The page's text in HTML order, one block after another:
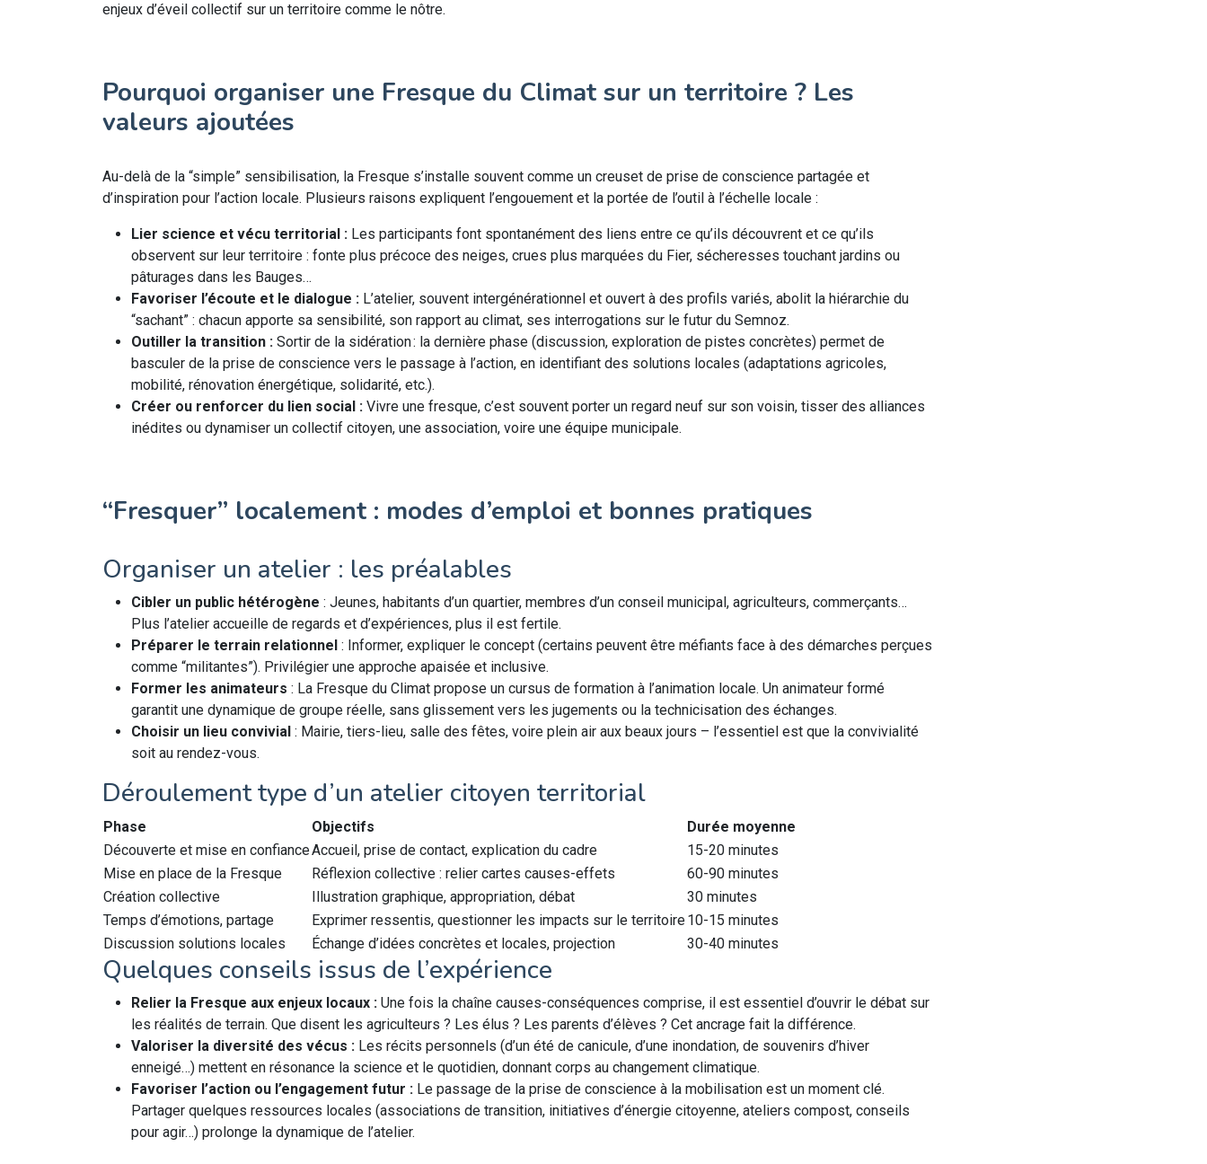
enjeux d’éveil collectif sur un territoire comme le nôtre.
Pourquoi organiser une Fresque du Climat sur un territoire ? Les
valeurs ajoutées
Au-delà de la “simple” sensibilisation, la Fresque s’installe souvent comme un creuset de prise de conscience partagée et
d’inspiration pour l’action locale. Plusieurs raisons expliquent l’engouement et la portée de l’outil à l’échelle locale :
Lier science et vécu territorial : Les participants font spontanément des liens entre ce qu’ils découvrent et ce qu’ils
observent sur leur territoire : fonte plus précoce des neiges, crues plus marquées du Fier, sécheresses touchant jardins ou
pâturages dans les Bauges…
Favoriser l’écoute et le dialogue : L’atelier, souvent intergénérationnel et ouvert à des profils variés, abolit la hiérarchie du
“sachant” : chacun apporte sa sensibilité, son rapport au climat, ses interrogations sur le futur du Semnoz.
Outiller la transition : Sortir de la sidération : la dernière phase (discussion, exploration de pistes concrètes) permet de
basculer de la prise de conscience vers le passage à l’action, en identifiant des solutions locales (adaptations agricoles,
mobilité, rénovation énergétique, solidarité, etc.).
Créer ou renforcer du lien social : Vivre une fresque, c’est souvent porter un regard neuf sur son voisin, tisser des alliances
inédites ou dynamiser un collectif citoyen, une association, voire une équipe municipale.
“Fresquer” localement : modes d’emploi et bonnes pratiques
Organiser un atelier : les préalables
Cibler un public hétérogène : Jeunes, habitants d’un quartier, membres d’un conseil municipal, agriculteurs, commerçants…
Plus l’atelier accueille de regards et d’expériences, plus il est fertile.
Préparer le terrain relationnel : Informer, expliquer le concept (certains peuvent être méfiants face à des démarches perçues
comme “militantes”). Privilégier une approche apaisée et inclusive.
Former les animateurs : La Fresque du Climat propose un cursus de formation à l’animation locale. Un animateur formé
garantit une dynamique de groupe réelle, sans glissement vers les jugements ou la technicisation des échanges.
Choisir un lieu convivial : Mairie, tiers-lieu, salle des fêtes, voire plein air aux beaux jours – l’essentiel est que la convivialité
soit au rendez-vous.
Déroulement type d’un atelier citoyen territorial
Phase Objectifs
Durée moyenne
Découverte et mise en confianceAccueil, prise de contact, explication du cadre
15-20 minutes
Mise en place de la Fresque
Réflexion collective : relier cartes causes-effets
60-90 minutes
Création collective
Illustration graphique, appropriation, débat
30 minutes
Temps d’émotions, partage
Exprimer ressentis, questionner les impacts sur le territoire10-15 minutes
Discussion solutions locales
Échange d’idées concrètes et locales, projection 30-40 minutes
Quelques conseils issus de l’expérience
Relier la Fresque aux enjeux locaux : Une fois la chaîne causes-conséquences comprise, il est essentiel d’ouvrir le débat sur
les réalités de terrain. Que disent les agriculteurs ? Les élus ? Les parents d’élèves ? Cet ancrage fait la différence.
Valoriser la diversité des vécus : Les récits personnels (d’un été de canicule, d’une inondation, de souvenirs d’hiver
enneigé…) mettent en résonance la science et le quotidien, donnant corps au changement climatique.
Favoriser l’action ou l’engagement futur : Le passage de la prise de conscience à la mobilisation est un moment clé.
Partager quelques ressources locales (associations de transition, initiatives d’énergie citoyenne, ateliers compost, conseils
pour agir…) prolonge la dynamique de l’atelier.